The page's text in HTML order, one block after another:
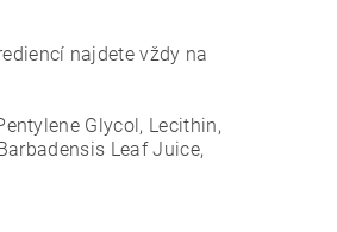
najdete vždy na
Glycol, Lecithin,
Leaf Juice,